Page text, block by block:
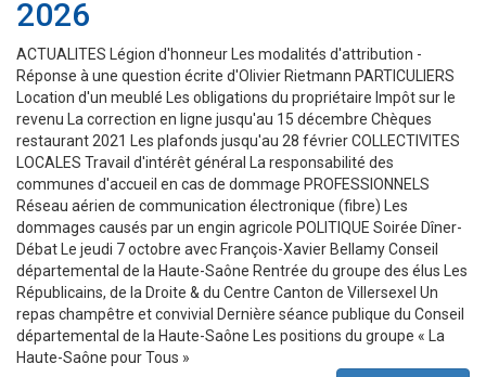
2026
ACTUALITES Légion d'honneur Les modalités d'attribution -
Réponse à une question écrite d'Olivier Rietmann PARTICULIERS
Location d'un meublé Les obligations du propriétaire Impôt sur le
revenu La correction en ligne jusqu'au 15 décembre Chèques
restaurant 2021 Les plafonds jusqu'au 28 février COLLECTIVITES
LOCALES Travail d'intérêt général La responsabilité des
communes d'accueil en cas de dommage PROFESSIONNELS
Réseau aérien de communication électronique (fibre) Les
dommages causés par un engin agricole POLITIQUE Soirée Dîner-
Débat Le jeudi 7 octobre avec François-Xavier Bellamy Conseil
départemental de la Haute-Saône Rentrée du groupe des élus Les
Républicains, de la Droite & du Centre Canton de Villersexel Un
repas champêtre et convivial Dernière séance publique du Conseil
départemental de la Haute-Saône Les positions du groupe « La
Haute-Saône pour Tous »